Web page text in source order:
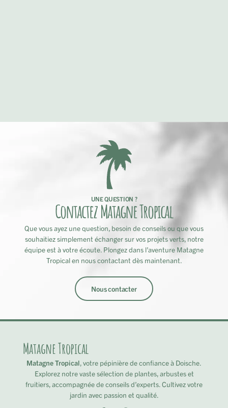
UNE QUESTION ?
Contactez Matagne Tropical
Que vous ayez une question, besoin de conseils ou que vous
souhaitiez simplement échanger sur vos projets verts, notre
équipe est à votre écoute. Plongez dans l’aventure Matagne
Tropical en nous contactant dès maintenant.
Nous contacter
Matagne Tropical
Matagne Tropical, votre pépinière de confiance à Doische.
Explorez notre vaste sélection de plantes, arbustes et
fruitiers, accompagnée de conseils d’experts. Cultivez votre
jardin avec passion et qualité.